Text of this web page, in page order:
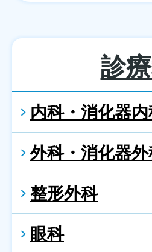
診
内科・消化器
外科・消化器
整形外科
眼科